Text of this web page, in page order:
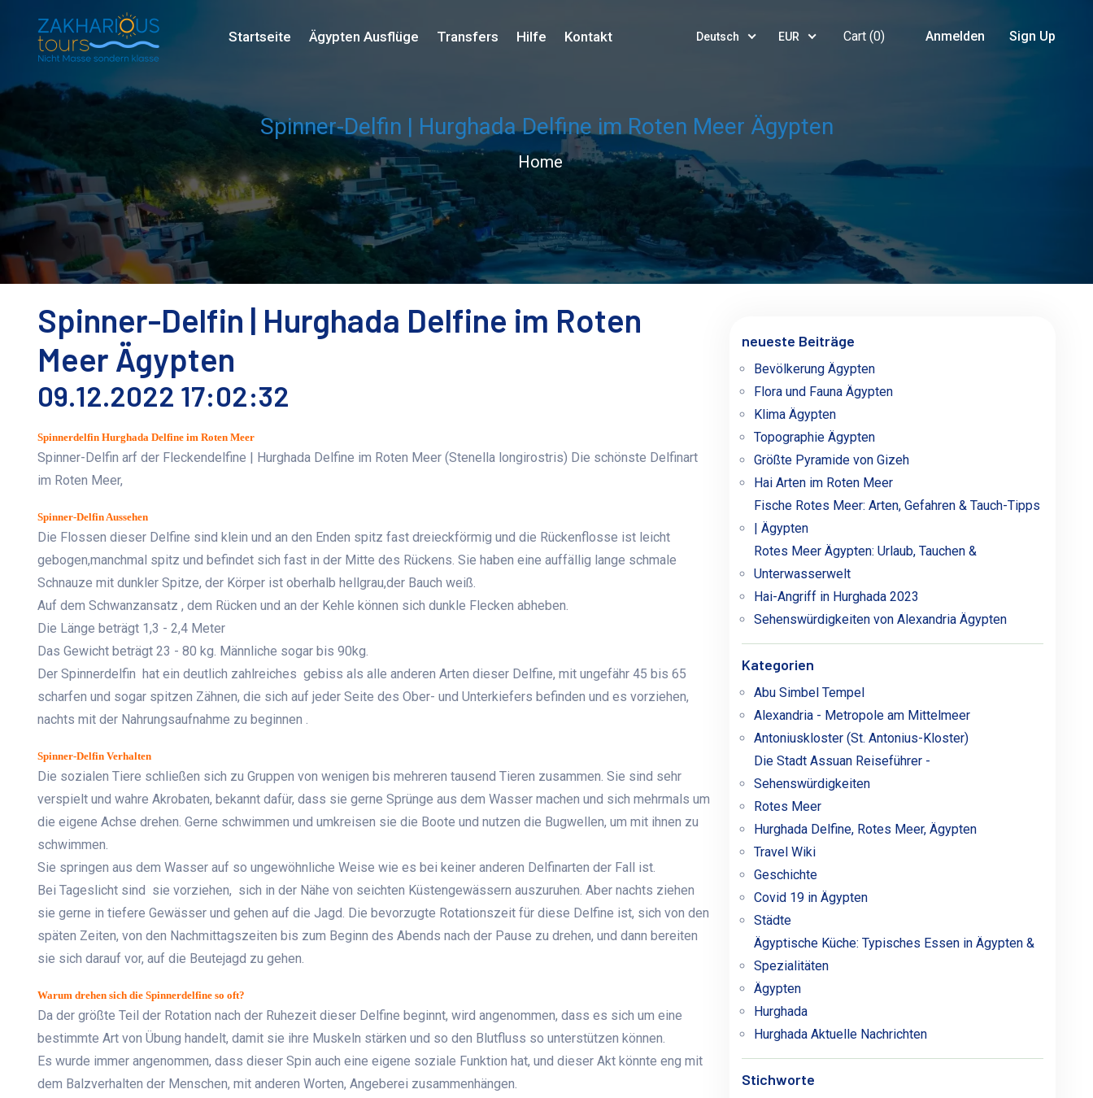
Startseite Ägypten Ausflüge Transfers Hilfe Kontakt Deutsch EUR Cart (0) Anmelden Sign Up
Spinner-Delfin | Hurghada Delfine im Roten Meer Ägypten
Home
Spinner-Delfin | Hurghada Delfine im Roten
Meer Ägypten
09.12.2022 17:02:32
Spinnerdelfin Hurghada Delfine im Roten Meer
Spinner-Delfin arf der Fleckendelfine | Hurghada Delfine im Roten Meer (Stenella longirostris) Die schönste Delfinart
im Roten Meer,
Spinner-Delfin Aussehen
Die Flossen dieser Delfine sind klein und an den Enden spitz fast dreieckförmig und die Rückenflosse ist leicht
gebogen,manchmal spitz und befindet sich fast in der Mitte des Rückens. Sie haben eine auffällig lange schmale
Schnauze mit dunkler Spitze, der Körper ist oberhalb hellgrau,der Bauch weiß.
Auf dem Schwanzansatz , dem Rücken und an der Kehle können sich dunkle Flecken abheben.
Die Länge beträgt 1,3 - 2,4 Meter
Das Gewicht beträgt 23 - 80 kg. Männliche sogar bis 90kg.
Der Spinnerdelfin hat ein deutlich zahlreiches gebiss als alle anderen Arten dieser Delfine, mit ungefähr 45 bis 65
scharfen und sogar spitzen Zähnen, die sich auf jeder Seite des Ober- und Unterkiefers befinden und es vorziehen,
nachts mit der Nahrungsaufnahme zu beginnen .
Spinner-Delfin Verhalten
Die sozialen Tiere schließen sich zu Gruppen von wenigen bis mehreren tausend Tieren zusammen. Sie sind sehr
verspielt und wahre Akrobaten, bekannt dafür, dass sie gerne Sprünge aus dem Wasser machen und sich mehrmals um
die eigene Achse drehen. Gerne schwimmen und umkreisen sie die Boote und nutzen die Bugwellen, um mit ihnen zu
schwimmen.
Sie springen aus dem Wasser auf so ungewöhnliche Weise wie es bei keiner anderen Delfinarten der Fall ist.
Bei Tageslicht sind sie vorziehen, sich in der Nähe von seichten Küstengewässern auszuruhen. Aber nachts ziehen
sie gerne in tiefere Gewässer und gehen auf die Jagd. Die bevorzugte Rotationszeit für diese Delfine ist, sich von den
späten Zeiten, von den Nachmittagszeiten bis zum Beginn des Abends nach der Pause zu drehen, und dann bereiten
sie sich darauf vor, auf die Beutejagd zu gehen.
Warum drehen sich die Spinnerdelfine so oft?
Da der größte Teil der Rotation nach der Ruhezeit dieser Delfine beginnt, wird angenommen, dass es sich um eine
bestimmte Art von Übung handelt, damit sie ihre Muskeln stärken und so den Blutfluss so unterstützen können.
Es wurde immer angenommen, dass dieser Spin auch eine eigene soziale Funktion hat, und dieser Akt könnte eng mit
dem Balzverhalten der Menschen, mit anderen Worten, Angeberei zusammenhängen.
neueste Beiträge
Bevölkerung Ägypten
Flora und Fauna Ägypten
Klima Ägypten
Topographie Ägypten
Größte Pyramide von Gizeh
Hai Arten im Roten Meer
Fische Rotes Meer: Arten, Gefahren & Tauch-Tipps
| Ägypten
Rotes Meer Ägypten: Urlaub, Tauchen &
Unterwasserwelt
Hai-Angriff in Hurghada 2023
Sehenswürdigkeiten von Alexandria Ägypten
Kategorien
Abu Simbel Tempel
Alexandria - Metropole am Mittelmeer
Antoniuskloster (St. Antonius-Kloster)
Die Stadt Assuan Reiseführer -
Sehenswürdigkeiten
Rotes Meer
Hurghada Delfine, Rotes Meer, Ägypten
Travel Wiki
Geschichte
Covid 19 in Ägypten
Städte
Ägyptische Küche: Typisches Essen in Ägypten &
Spezialitäten
Ägypten
Hurghada
Hurghada Aktuelle Nachrichten
Stichworte